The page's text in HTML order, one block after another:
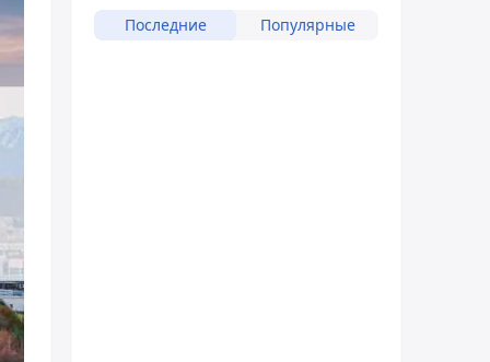
Последние Популярные